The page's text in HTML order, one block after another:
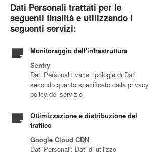
Dati Personali trattati per le
seguenti finalità e utilizzando i
seguenti servizi:
Monitoraggio dell'infrastruttura
Sentry
Dati Personali: varie tipologie di Dati
secondo quanto specificato dalla privacy
policy del servizio
Ottimizzazione e distribuzione del
traffico
Google Cloud CDN
Dati Personali: Dati di utilizzo